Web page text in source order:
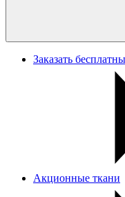
Заказать
Акционные ткани